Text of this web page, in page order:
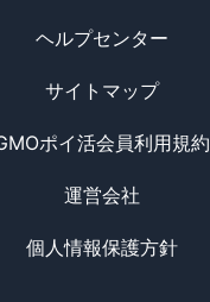
ヘルプセンター
サイトマップ
ポイ活会員利用規約
運営会社
個人情報保護方針